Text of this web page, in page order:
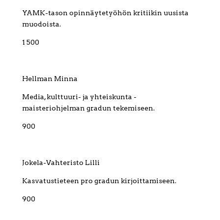
YAMK-tason opinnäytetyöhön kritiikin uusista
muodoista.
1 500
Hellman Minna
Media, kulttuuri- ja yhteiskunta -
maisteriohjelman gradun tekemiseen.
900
Jokela-Vahteristo Lilli
Kasvatustieteen pro gradun kirjoittamiseen.
900